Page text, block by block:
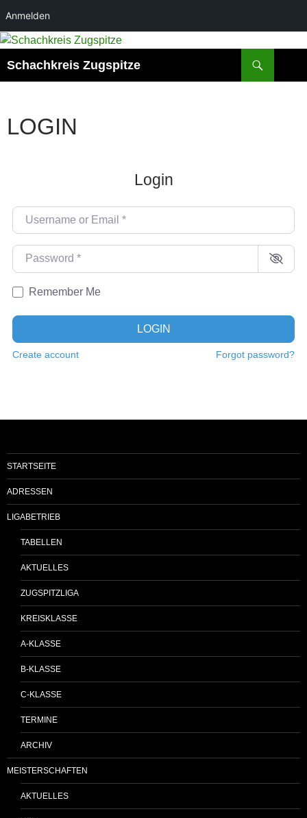
Anmelden
Zum
springen
Schachkreis Zugspitze
LOGIN
Login
Username or Email
Password
Remember Me
LOGIN
Create account Forgot password?
STARTSEITE
ADRESSEN
LIGABETRIEB
TABELLEN
AKTUELLES
ZUGSPITZLIGA
KREISKLASSE
A-KLASSE
B-KLASSE
C-KLASSE
TERMINE
ARCHIV
MEISTERSCHAFTEN
AKTUELLES